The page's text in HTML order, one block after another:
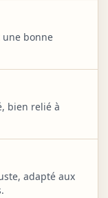
bonne
bien relié à
adapté aux